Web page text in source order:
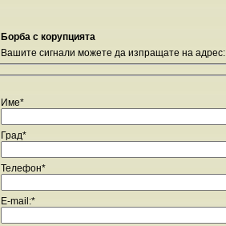
Борба с корупцията
Вашите сигнали можете да изпращате на адрес:
Име*
Град*
Телефон*
E-mail:*